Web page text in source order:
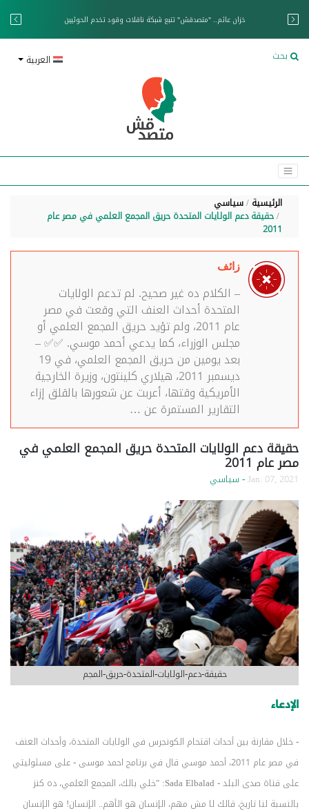
خزان عائم.. "متصدقش" تتبع شبكة ناقلات وقود تخدم الحوثيين
بحث العربية
الرئيسية سياسي
حقيقة دعم الولايات المتحدة حريق المجمع العلمي في مصر عام
2011
زائف
– الكلام ده غير صحيح. لم تدعم الولايات
المتحدة أحداث العنف التي وقعت في مصر
عام 2011، ولم تؤيد حريق المجمع العلمي أو
مجلس الوزراء، كما يدعي أحمد موسي. ✅✅ –
بعد يومين من حريق المجمع العلمي، في 19
ديسمبر 2011، هيلاري كلينتون، وزيرة الخارجية
الأمريكية وقتها، أعربت عن شعورها بالقلق إزاء
التقارير المستمرة عن …
حقيقة دعم الولايات المتحدة حريق المجمع العلمي في
مصر عام 2011
Jan. 07, 2021- سياسي
حقيقة-دعم-الولايات-المتحدة-حريق-المجم
الإدعاء
- خلال مقارنة بين أحداث اقتحام الكونجرس في الولايات المتحدة، وأحداث العنف
في مصر عام 2011، أحمد موسي قال في برنامج احمد موسى - على مسئوليتي
على قناة صدى البلد - Sada Elbalad: "خلي بالك، المجمع العلمي، ده كنز
بالنسبة لنا تاريخ، قالك لا مش مهم، الإنسان هو الأهم.. الإنسان! هو الإنسان